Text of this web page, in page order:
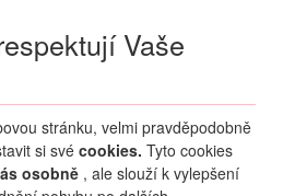
Vaše
stránku, velmi pravděpodobně
si své cookies. Tyto cookies
osobně , ale slouží k vylepšení
MojePřihlášení